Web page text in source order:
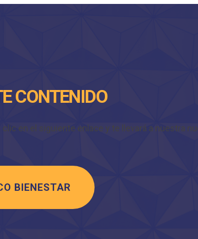
CONTENIDO
en el siguiente enlace y te llevará a nuestra
BIENESTAR